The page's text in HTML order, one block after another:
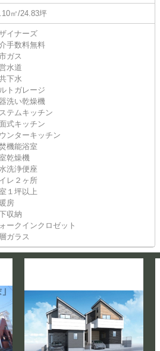
㎡/24.83坪
イナーズ
手数料無料
ガス
水道
下水
トガレージ
洗い乾燥機
テムキッチン
式キッチン
ンターキッチン
機能浴室
乾燥機
洗浄便座
レ２ヶ所
１坪以上
房
収納
ークインクロゼット
ガラス